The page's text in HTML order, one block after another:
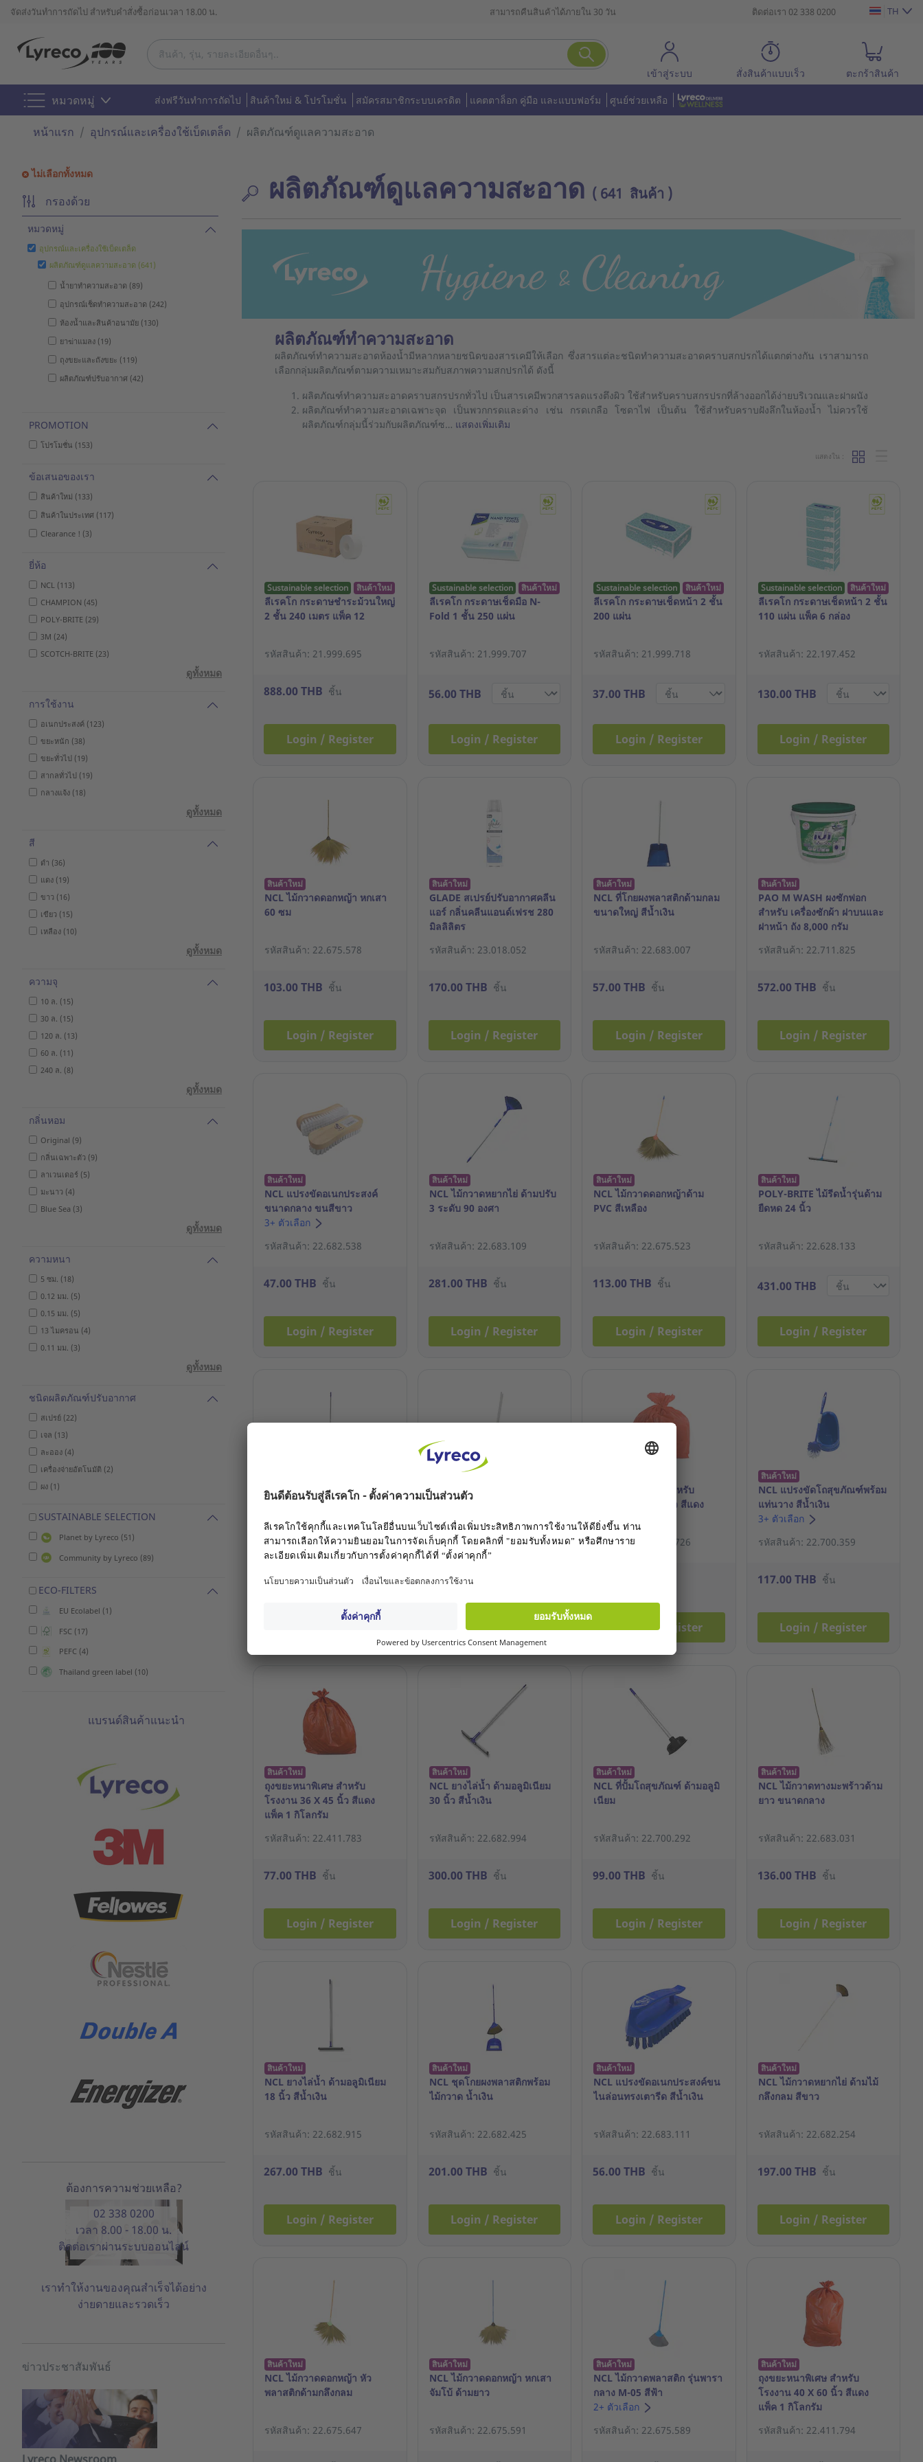
จัดส่งวันทำการถัดไป สำหรับคำสั่งซื้อก่อนเวลา 18.00 น. สามารถคืนสินค้าได้ภายใน 30 วัน ติดต่อเรา 02 338 0200 TH
เข้าสู่ระบบ สั่งสินค้าแบบเร็ว ตะกร้าสินค้า
หมวดหมู่ ส่งฟรีวันทำการถัดไป สินค้าใหม่ & โปรโมชั่น สมัครสมาชิกระบบเครดิต แคตตาล็อก คู่มือ และแบบฟอร์ม ศูนย์ช่วยเหลือ
หน้าแรก อุปกรณ์และเครื่องใช้เบ็ดเตล็ด ผลิตภัณฑ์ดูแลความสะอาด
ไม่เลือกทั้งหมด
กรองด้วย
หมวดหมู่
อุปกรณ์และเครื่องใช้เบ็ดเตล็ด
ผลิตภัณฑ์ดูแลความสะอาด (641)
น้ำยาทำความสะอาด (89)
อุปกรณ์เช็ดทำความสะอาด (242)
ห้องน้ำและสินค้าอนามัย (130)
ยาฆ่าแมลง (19)
ถุงขยะและถังขยะ (119)
ผลิตภัณฑ์ปรับอากาศ (42)
PROMOTION
โปรโมชั่น (153)
ข้อเสนอของเรา
สินค้าใหม่ (133)
สินค้าในประเทศ (117)
Clearance ! (3)
ยี่ห้อ
NCL (113)
CHAMPION (45)
POLY-BRITE (29)
3M (24)
SCOTCH-BRITE (23)
ดูทั้งหมด
การใช้งาน
อเนกประสงค์ (123)
ขยะหนัก (38)
ขยะทั่วไป (19)
สากลทั่วไป (19)
กลางแจ้ง (18)
ดูทั้งหมด
สี
ดำ (36)
แดง (19)
ขาว (16)
เขียว (15)
เหลือง (10)
ดูทั้งหมด
ความจุ
10 ล. (15)
30 ล. (15)
120 ล. (13)
60 ล. (11)
240 ล. (8)
ดูทั้งหมด
กลิ่นหอม
Original (9)
กลิ่นเฉพาะตัว (9)
ลาเวนเดอร์ (5)
มะนาว (4)
Blue Sea (3)
ดูทั้งหมด
ความหนา
5 ซม. (18)
0.12 มม. (5)
0.15 มม. (5)
13 ไมครอน (4)
0.11 มม. (3)
ดูทั้งหมด
ชนิดผลิตภัณฑ์ปรับอากาศ
สเปรย์ (22)
เจล (13)
ละออง (4)
เครื่องจ่ายอัตโนมัติ (2)
ผง (1)
SUSTAINABLE SELECTION
Planet by Lyreco (51)
Community by Lyreco (89)
ECO-FILTERS
EU Ecolabel (1)
FSC (17)
PEFC (4)
Thailand green label (10)
แบรนด์สินค้าแนะนำ
ต้องการความช่วยเหลือ?
02 338 0200
เวลา 8.00 - 18.00 น.
ติดต่อเราผ่านระบบออนไลน์
เราทำให้งานของคุณสำเร็จได้อย่าง
ง่ายดายและรวดเร็ว
ข่าวประชาสัมพันธ์
ผลิตภัณฑ์ดูแลความสะอาด ( 641 สินค้า )
ผลิตภัณฑ์ทำความสะอาด
ผลิตภัณฑ์ทำความสะอาดห้องน้ำมีหลากหลายชนิดของสารเคมีให้เลือก ซึ่งสารแต่ละชนิดทำความสะอาดคราบสกปรกได้แตกต่างกัน เราสามารถ
เลือกกลุ่มผลิตภัณฑ์ตามความเหมาะสมกับสภาพความสกปรกได้ ดังนี้
ผลิตภัณฑ์ทำความสะอาดคราบสกรปรกทั่วไป เป็นสารเคมีพวกสารลดแรงตึงผิว ใช้สำหรับคราบสกรปรกที่ล้างออกได้ง่ายบริเวณและฝาผนัง
ผลิตภัณฑ์ทำความสะอาดเฉพาะจุด เป็นพวกกรดและด่าง เช่น กรดเกลือ โซดาไฟ เป็นต้น ใช้สำหรับคราบฝังลึกในห้องน้ำ ไม่ควรใช้
ผลิตภัณฑ์กลุ่มนี้ร่วมกับผลิตภัณฑ์ซ… แสดงเพิ่มเติม
แสดงใน :
Sustainable selection สินค้าใหม่
ลีเรคโก กระดาษชำระม้วนใหญ่
2 ชั้น 240 เมตร แพ็ค 12
รหัสสินค้า: 21.999.695
888.00 THB ชิ้น
Login / Register
Sustainable selection สินค้าใหม่
ลีเรคโก กระดาษเช็ดมือ N-
Fold 1 ชั้น 250 แผ่น
รหัสสินค้า: 21.999.707
56.00 THB
Login / Register
Sustainable selection สินค้าใหม่
ลีเรคโก กระดาษเช็ดหน้า 2 ชั้น
200 แผ่น
รหัสสินค้า: 21.999.718
37.00 THB
Login / Register
Sustainable selection สินค้าใหม่
ลีเรคโก กระดาษเช็ดหน้า 2 ชั้น
110 แผ่น แพ็ค 6 กล่อง
รหัสสินค้า: 22.197.452
130.00 THB
Login / Register
สินค้าใหม่
NCL ไม้กวาดดอกหญ้า หกเสา
60 ซม
รหัสสินค้า: 22.675.578
103.00 THB ชิ้น
Login / Register
สินค้าใหม่
GLADE สเปรย์ปรับอากาศคลีน
แอร์ กลิ่นคลีนแอนด์เฟรช 280
มิลลิลิตร
รหัสสินค้า: 23.018.052
170.00 THB ชิ้น
Login / Register
สินค้าใหม่
NCL ที่โกยผงพลาสติกด้ามกลม
ขนาดใหญ่ สีน้ำเงิน
รหัสสินค้า: 22.683.007
57.00 THB ชิ้น
Login / Register
สินค้าใหม่
PAO M WASH ผงซักฟอก
สำหรับ เครื่องซักผ้า ฝาบนและ
ฝาหน้า ถัง 8,000 กรัม
รหัสสินค้า: 22.711.825
572.00 THB ชิ้น
Login / Register
สินค้าใหม่
NCL แปรงขัดอเนกประสงค์
ขนาดกลาง ขนสีขาว
3+ ตัวเลือก
รหัสสินค้า: 22.682.538
47.00 THB ชิ้น
Login / Register
สินค้าใหม่
NCL ไม้กวาดหยากไย่ ด้ามปรับ
3 ระดับ 90 องศา
รหัสสินค้า: 22.683.109
281.00 THB ชิ้น
Login / Register
สินค้าใหม่
NCL ไม้กวาดดอกหญ้าด้าม
PVC สีเหลือง
รหัสสินค้า: 22.675.523
113.00 THB ชิ้น
Login / Register
สินค้าใหม่
POLY-BRITE ไม้รีดน้ำรุ่นด้าม
ยืดหด 24 นิ้ว
รหัสสินค้า: 22.628.133
431.00 THB
Login / Register
NCL ยางไล่น้ำ ด้ามอลูมิเนียม
20 นิ้ว สีน้ำเงิน
รหัสสินค้า: 22.682.904
276.00 THB ชิ้น
Login / Register
สินค้าใหม่
NCL ไม้กวาดดอกหญ้าทรง
หางปลา ด้ามพลาสติก สีครีม
รหัสสินค้า: 22.675.534
113.00 THB
Login / Register
ถุงขยะหนาพิเศษ สำหรับ
โรงงาน 18 X 20 นิ้ว สีแดง
แพ็ค 1 กิโลกรัม
รหัสสินค้า: 22.411.726
Login / Register
สินค้าใหม่
NCL แปรงขัดโถสุขภัณฑ์พร้อม
แท่นวาง สีน้ำเงิน
3+ ตัวเลือก
รหัสสินค้า: 22.700.359
117.00 THB ชิ้น
Login / Register
สินค้าใหม่
ถุงขยะหนาพิเศษ สำหรับ
โรงงาน 36 X 45 นิ้ว สีแดง
แพ็ค 1 กิโลกรัม
รหัสสินค้า: 22.411.783
77.00 THB ชิ้น
Login / Register
สินค้าใหม่
NCL ยางไล่น้ำ ด้ามอลูมิเนียม
30 นิ้ว สีน้ำเงิน
รหัสสินค้า: 22.682.994
300.00 THB ชิ้น
Login / Register
สินค้าใหม่
NCL ที่ปั้มโถสุขภัณฑ์ ด้ามอลูมิ
เนียม
รหัสสินค้า: 22.700.292
99.00 THB ชิ้น
Login / Register
สินค้าใหม่
NCL ไม้กวาดทางมะพร้าวด้าม
ยาว ขนาดกลาง
รหัสสินค้า: 22.683.031
136.00 THB ชิ้น
Login / Register
สินค้าใหม่
NCL ยางไล่น้ำ ด้ามอลูมิเนียม
18 นิ้ว สีน้ำเงิน
รหัสสินค้า: 22.682.915
267.00 THB ชิ้น
Login / Register
สินค้าใหม่
NCL ชุดโกยผงพลาสติกพร้อม
ไม้กวาด น้ำเงิน
รหัสสินค้า: 22.682.425
201.00 THB ชิ้น
Login / Register
สินค้าใหม่
NCL แปรงขัดอเนกประสงค์ขน
ไนล่อนทรงเตารีด สีน้ำเงิน
รหัสสินค้า: 22.683.111
56.00 THB ชิ้น
Login / Register
สินค้าใหม่
NCL ไม้กวาดหยากไย่ ด้ามไม้
กลึงกลม สีขาว
รหัสสินค้า: 22.682.254
197.00 THB ชิ้น
Login / Register
สินค้าใหม่
NCL ไม้กวาดดอกหญ้า หัว
พลาสติกด้ามกลึงกลม
รหัสสินค้า: 22.675.647
สินค้าใหม่
NCL ไม้กวาดดอกหญ้า หกเสา
จัมโบ้ ด้ามยาว
รหัสสินค้า: 22.675.591
สินค้าใหม่
NCL ไม้กวาดพลาสติก รุ่นพารา
กลาง M-05 สีฟ้า
2+ ตัวเลือก
รหัสสินค้า: 22.675.589
สินค้าใหม่
ถุงขยะหนาพิเศษ สำหรับ
โรงงาน 40 X 60 นิ้ว สีแดง
แพ็ค 1 กิโลกรัม
รหัสสินค้า: 22.411.794